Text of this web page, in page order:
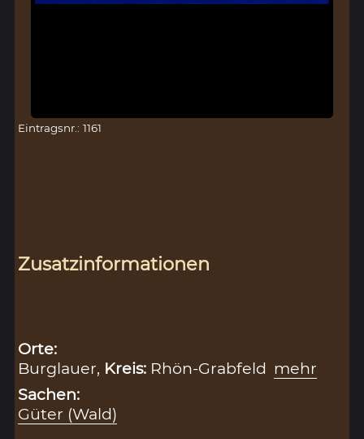
Eintragsnr.: 1161
Zusatzinformationen
Orte:
Burglauer, Kreis: Rhön-Grabfeld mehr
Sachen:
Güter (Wald)